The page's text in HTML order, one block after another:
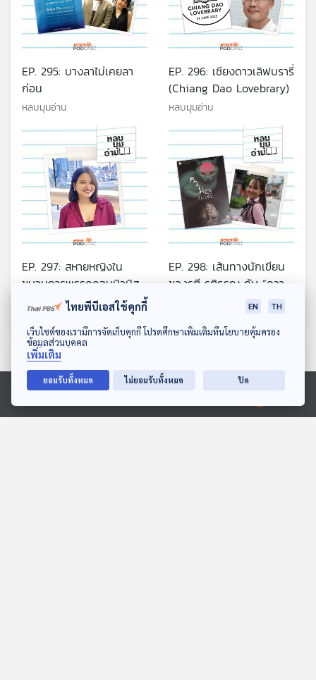
ดาวน์โหลด Thai PBS Podcast Application
Ⓒ 2020 องค์การกระจายเสียงและแพร่ภาพสาธารณะแห่งประเทศไทย
EP. 295: บางลาไม่เคยลา
ก่อน
หลบมุมอ่าน
EP. 296: เชียงดาวเลิฟบรารี่
(Chiang Dao Lovebrary)
หลบมุมอ่าน
EP. 297: สหายหญิงใน
ขบวนการพรรคคอมมิวนิสต์
แห่งประเทศไทย เขตจังหวัด
พัทลุง ตรัง สตูล
หลบมุมอ่าน
EP. 298: เส้นทางนักเขียน
ของรตี รติธรณ กับ “ความ
ฝันของแมวจร” เรื่องสั้นชนะ
เลิศรางวัลพานแว่นฟ้า
2568
ตอนที่เกี่ยวข้อง
ไทยพีบีเอสใช้คุกกี้ EN TH
เว็บไซต์ของเรามีการจัดเก็บคุกกี้ โปรดศึกษาเพิ่มเติมที่นโยบายคุ้มครอง
ข้อมูลส่วนบุคคล
เพิ่มเติม
ยอมรับทั้งหมด ไม่ยอมรับทั้งหมด ปิด